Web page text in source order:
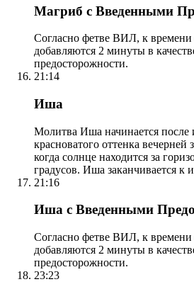
Магриб с Введенными
Согласно фетве ВИЛ, к
добавляются 2 минуты в
предосторожности.
21:14
Иша
Молитва Иша начинается после
красноватого оттенка вечерней
когда солнце находится за
градусов. Иша заканчивается к
21:16
Иша с Введенными
Согласно фетве ВИЛ, к
добавляются 2 минуты в
предосторожности.
23:23